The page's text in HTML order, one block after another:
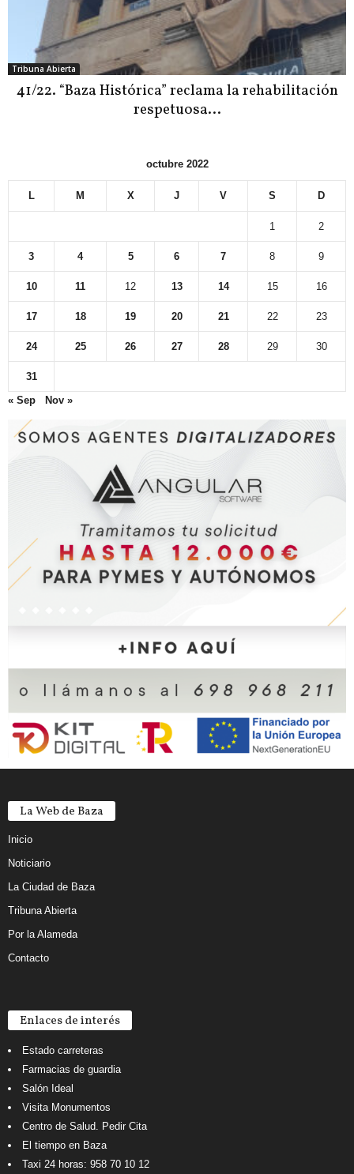
Tribuna Abierta
41/22. “Baza Histórica” reclama la rehabilitación
respetuosa…
octubre 2022
L M X J V S D
1 2
3 4 5 6 7 8 9
10 11 12 13 14 15 16
17 18 19 20 21 22 23
24 25 26 27 28 29 30
31
« Sep
Nov »
La Web de Baza
Inicio
Noticiario
La Ciudad de Baza
Tribuna Abierta
Por la Alameda
Contacto
Enlaces de interés
Estado carreteras
Farmacias de guardia
Salón Ideal
Visita Monumentos
Centro de Salud. Pedir Cita
El tiempo en Baza
Taxi 24 horas: 958 70 10 12